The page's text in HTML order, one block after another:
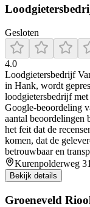
Gesloten
4.0
Loodgietersbedrijf
in Hank, wordt
loodgietersbedrijf
Google-beoordeling
aantal beoordelingen
het feit dat de
komen, dat de
betrouwbaar en
Kurenpolderweg
Bekijk details
Groeneveld